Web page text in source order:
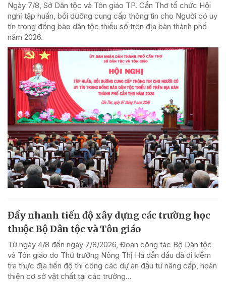
Ngày 7/8, Sở Dân tộc và Tôn giáo TP. Cần Thơ tổ chức Hội
nghị tập huấn, bồi dưỡng cung cấp thông tin cho Người có uy
tín trong đồng bào dân tộc thiểu số trên địa bàn thành phố
năm 2026.
Đẩy nhanh tiến độ xây dựng các trường học
thuộc Bộ Dân tộc và Tôn giáo
Từ ngày 4/8 đến ngày 7/8/2026, Đoàn công tác Bộ Dân tộc
và Tôn giáo do Thứ trưởng Nông Thị Hà dẫn đầu đã đi kiểm
tra thực địa tiến độ thi công các dự án đầu tư nâng cấp, hoàn
thiện cơ sở vật chất tại các trường...